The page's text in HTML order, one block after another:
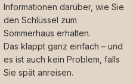
Informationen darüber, wie Sie
den Schlüssel zum
Sommerhaus erhalten.
Das klappt ganz einfach – und
es ist auch kein Problem, falls
Sie spät anreisen.